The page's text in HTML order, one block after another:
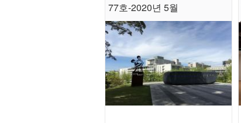
77호-2020년 5월